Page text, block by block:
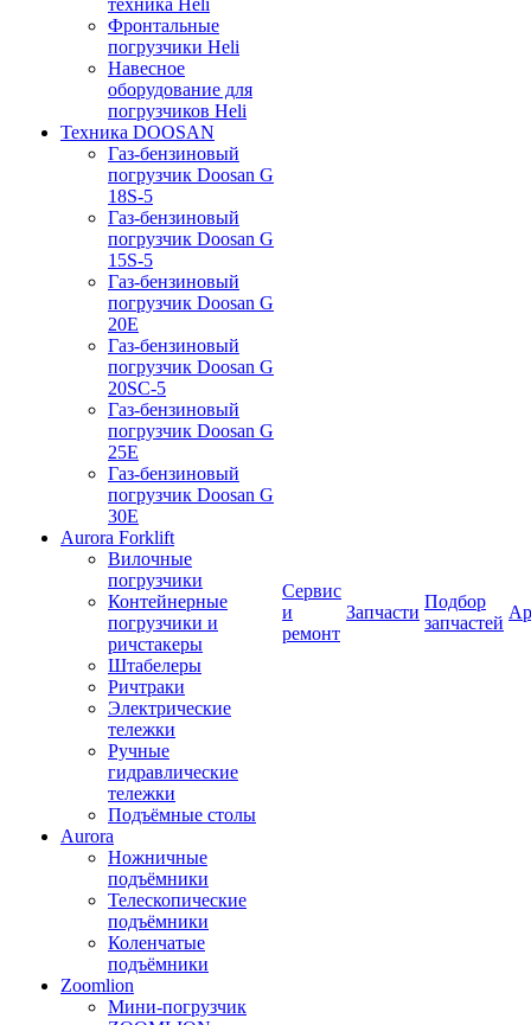
техника Heli
Фронтальные
погрузчики Heli
Навесное
оборудование для
погрузчиков Heli
Техника DOOSAN
Газ-бензиновый
погрузчик Doosan G
18S-5
Газ-бензиновый
погрузчик Doosan G
15S-5
Газ-бензиновый
погрузчик Doosan G
20E
Газ-бензиновый
погрузчик Doosan G
20SC-5
Газ-бензиновый
погрузчик Doosan G
25E
Газ-бензиновый
погрузчик Doosan G
30E
Aurora Forklift
Вилочные
погрузчики
Контейнерные
погрузчики и
ричстакеры
Штабелеры
Ричтраки
Электрические
тележки
Ручные
гидравлические
тележки
Подъёмные столы
Aurora
Ножничные
подъёмники
Телескопические
подъёмники
Коленчатые
подъёмники
Zoomlion
Мини-погрузчик
Сервис
и
ремонт
Запчасти
Подбор
запчастей